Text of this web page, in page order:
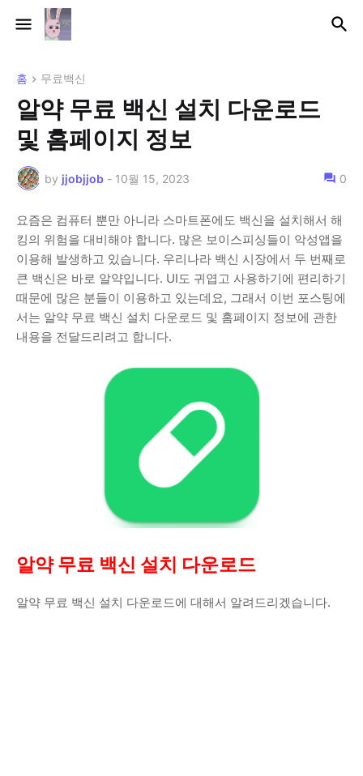
홈 무료백신
알약 무료 백신 설치 다운로드
및 홈페이지 정보
by jjobjjob - 10월 15, 2023 0
요즘은 컴퓨터 뿐만 아니라 스마트폰에도 백신을 설치해서 해
킹의 위험을 대비해야 합니다. 많은 보이스피싱들이 악성앱을
이용해 발생하고 있습니다. 우리나라 백신 시장에서 두 번째로
큰 백신은 바로 알약입니다. UI도 귀엽고 사용하기에 편리하기
때문에 많은 분들이 이용하고 있는데요, 그래서 이번 포스팅에
서는 알약 무료 백신 설치 다운로드 및 홈페이지 정보에 관한
내용을 전달드리려고 합니다.
알약 무료 백신 설치 다운로드
알약 무료 백신 설치 다운로드에 대해서 알려드리겠습니다.